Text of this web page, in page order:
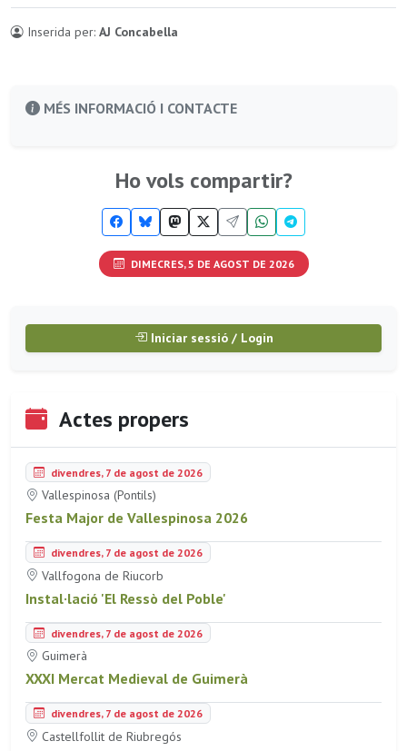
Inserida per: AJ Concabella
MÉS INFORMACIÓ I CONTACTE
Ho vols compartir?
DIMECRES, 5 DE AGOST DE 2026
Iniciar sessió / Login
Actes propers
divendres, 7 de agost de 2026
Vallespinosa (Pontils)
Festa Major de Vallespinosa 2026
divendres, 7 de agost de 2026
Vallfogona de Riucorb
Instal·lació 'El Ressò del Poble'
divendres, 7 de agost de 2026
Guimerà
XXXI Mercat Medieval de Guimerà
divendres, 7 de agost de 2026
Castellfollit de Riubregós